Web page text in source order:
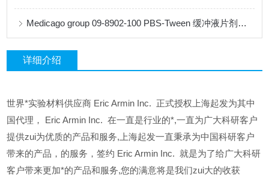
Medicago group 09-8902-100 PBS-Tween 缓冲液片剂说明书
详细介绍
世界*实验材料供应商 Eric Armin Inc. 正式授权上海起发为其中
国代理， Eric Armin Inc. 在一直是行业的*,一直为广大科研客户
提供zui为优质的产品和服务,上海起发一直秉承为中国科研客户
带来的产品，的服务，签约 Eric Armin Inc. 就是为了给广大科研
客户带来更加*的产品和服务,您的满意将是我们zui大的收获